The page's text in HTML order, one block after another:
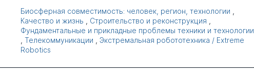
Биосферная совместимость: человек, регион, технологии
Качество и жизнь
Строительство и реконструкция
Фундаментальные и прикладные проблемы техники и технологии
Телекоммуникации
Экстремальная робототехника / Extreme
Robotics